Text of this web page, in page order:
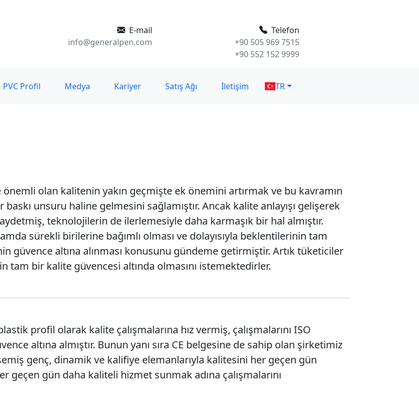
E-mail
info@generalpen.com
Telefon
+90 505 969 7515
+90 552 152 9999
PVC Profil Medya Kariyer Satış Ağı İletişim TR
önemli olan kalitenin yakın geçmişte ek önemini artırmak ve bu kavramın
unsuru haline gelmesini sağlamıştır. Ancak kalite anlayışı gelişerek
teknolojilerin de ilerlemesiyle daha karmaşık bir hal almıştır.
sürekli birilerine bağımlı olması ve dolayısıyla beklentilerinin tam
güvence altına alınması konusunu gündeme getirmiştir. Artık tüketiciler
tam bir kalite güvencesi altında olmasını istemektedirler.
profil olarak kalite çalışmalarına hız vermiş, çalışmalarını ISO
altına almıştır. Bunun yanı sıra CE belgesine de sahip olan şirketimiz
genç, dinamik ve kalifiye elemanlarıyla kalitesini her geçen gün
gün daha kaliteli hizmet sunmak adına çalışmalarını